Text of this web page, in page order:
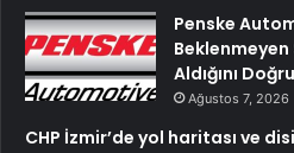
Penske
Aldığını
Ağustos 7, 2026
CHP İzmir’de yol haritası ve